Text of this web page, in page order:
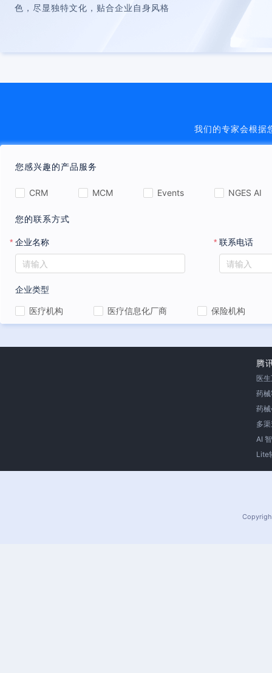
色，尽显独特文化，贴合企业自身风格
我们的专家会根据
您感兴趣的产品服务
CRM MCM Events NGES AI
您的联系方式
* 企业名称 * 联系电话
企业类型
医疗机构 医疗信息化厂商 保险机构
腾
医
药
药
多
AI
Lite